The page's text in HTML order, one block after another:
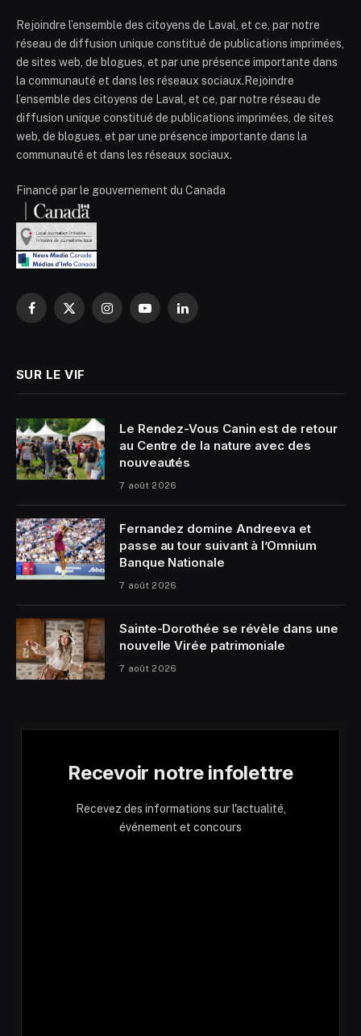
Rejoindre l’ensemble des citoyens de Laval, et ce, par notre
réseau de diffusion unique constitué de publications imprimées,
de sites web, de blogues, et par une présence importante dans
la communauté et dans les réseaux sociaux.Rejoindre
l’ensemble des citoyens de Laval, et ce, par notre réseau de
diffusion unique constitué de publications imprimées, de sites
web, de blogues, et par une présence importante dans la
communauté et dans les réseaux sociaux.
Financé par le gouvernement du Canada
Facebook
X
InstagramYouTubeLinkedIn
SUR LE VIF
Le Rendez-Vous Canin est de retour
au Centre de la nature avec des
nouveautés
7 août 2026
Fernandez domine Andreeva et
passe au tour suivant à l’Omnium
Banque Nationale
7 août 2026
Sainte-Dorothée se révèle dans une
nouvelle Virée patrimoniale
7 août 2026
Recevoir notre infolettre
Recevez des informations sur l'actualité,
événement et concours